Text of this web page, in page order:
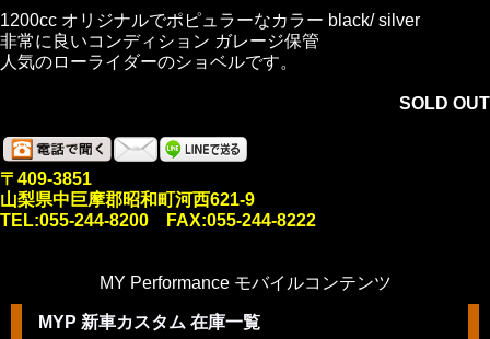
1200cc オリジナルでポピュラーなカラー black/ silver
非常に良いコンディション ガレージ保管
人気のローライダーのショベルです。
SOLD OUT
〒409-3851
山梨県中巨摩郡昭和町河西621-9
TEL:055-244-8200 FAX:055-244-8222
MY Performance モバイルコンテンツ
MYP 新車カスタム 在庫一覧